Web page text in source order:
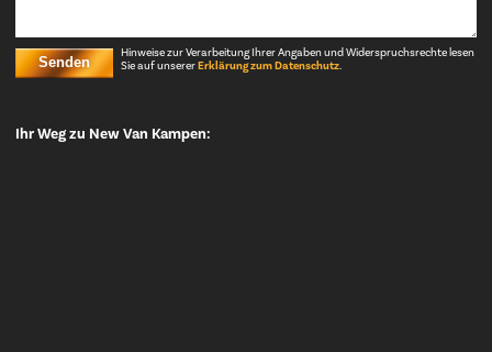
Senden
Hinweise zur Verarbeitung Ihrer Angaben und Widerspruchsrechte lesen
Sie auf unsererErklärung zum Datenschutz.
Ihr Weg zu New Van Kampen: